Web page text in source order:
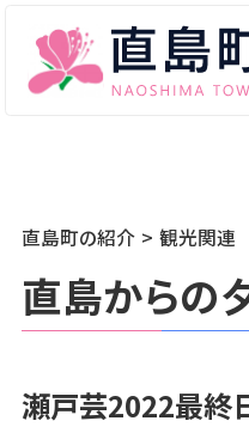
直島町の紹介 観光関連
直島からの
瀬戸芸2022最終